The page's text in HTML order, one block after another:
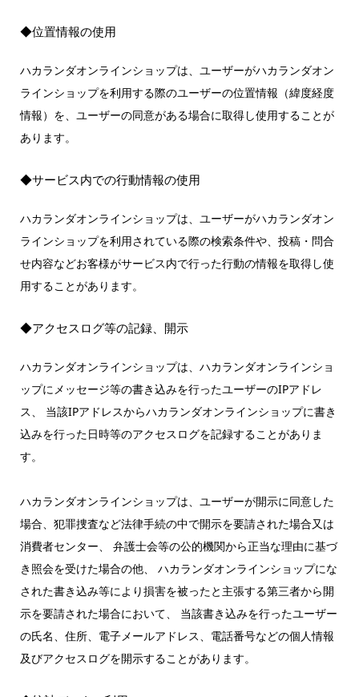
◆位置情報の使用
ハカランダオンラインショップは、ユーザーがハカランダオン
ラインショップを利用する際のユーザーの位置情報（緯度経度
情報）を、ユーザーの同意がある場合に取得し使用することが
あります。
◆サービス内での行動情報の使用
ハカランダオンラインショップは、ユーザーがハカランダオン
ラインショップを利用されている際の検索条件や、投稿・問合
せ内容などお客様がサービス内で行った行動の情報を取得し使
用することがあります。
◆アクセスログ等の記録、開示
ハカランダオンラインショップは、ハカランダオンラインショ
ップにメッセージ等の書き込みを行ったユーザーのIPアドレ
ス、 当該IPアドレスからハカランダオンラインショップに書き
込みを行った日時等のアクセスログを記録することがありま
す。
ハカランダオンラインショップは、ユーザーが開示に同意した
場合、犯罪捜査など法律手続の中で開示を要請された場合又は
消費者センター、 弁護士会等の公的機関から正当な理由に基づ
き照会を受けた場合の他、 ハカランダオンラインショップにな
された書き込み等により損害を被ったと主張する第三者から開
示を要請された場合において、 当該書き込みを行ったユーザー
の氏名、住所、電子メールアドレス、電話番号などの個人情報
及びアクセスログを開示することがあります。